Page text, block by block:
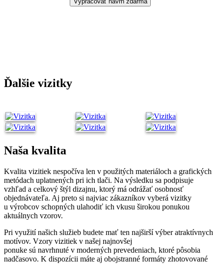
Ďalšie vizitky
Naša kvalita
Kvalita vizitiek nespočíva len v použitých materiáloch a grafických
metódach uplatnených pri ich tlači. Na výsledku sa podpisuje
vzhľad a celkový štýl dizajnu, ktorý má odrážať osobnosť
objednávateľa. Aj preto si najviac zákazníkov vyberá vizitky
u výrobcov schopných ulahodiť ich vkusu širokou ponukou
aktuálnych vzorov.
Pri využití našich služieb budete mať ten najširší výber atraktívnych
motívov. Vzory vizitiek v našej najnovšej
ponuke sú navrhnuté v moderných prevedeniach, ktoré pôsobia
nadčasovo. K dispozícii máte aj obojstranné formáty zhotovované